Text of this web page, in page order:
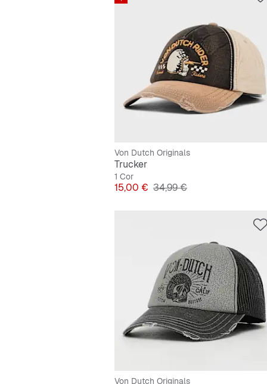
Von Dutch Originals
Trucker
1 Cor
Preço
15,00 € Preço original
34,99 €
Von Dutch Originals